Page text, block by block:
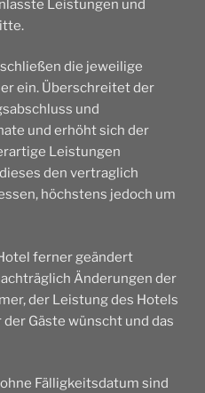
Leistungen und
die jeweilige
ein. Überschreitet der
und
und erhöht sich der
Leistungen
den vertraglich
höchstens jedoch um
ferner geändert
Änderungen der
der Leistung des Hotels
Gäste wünscht und das
Fälligkeitsdatum sind